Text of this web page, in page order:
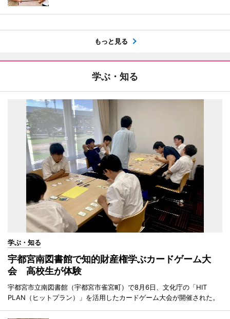
もっと見る
学ぶ・知る
学ぶ・知る
宇都宮南図書館で知的財産権学ぶカードゲーム大
会 高校生が体験
宇都宮市立南図書館（宇都宮市雀宮町）で8月6日、文化庁の「HIT
PLAN（ヒットプラン）」を活用したカードゲーム大会が開催された。